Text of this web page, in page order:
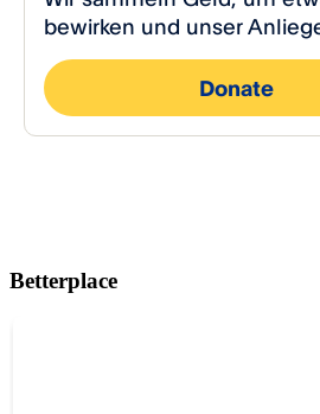
Betterplace